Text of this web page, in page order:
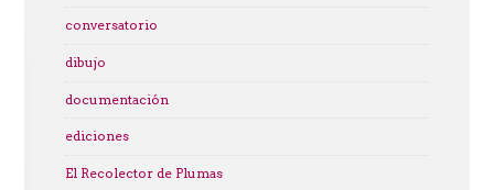
conversatorio
dibujo
documentación
ediciones
El Recolector de Plumas